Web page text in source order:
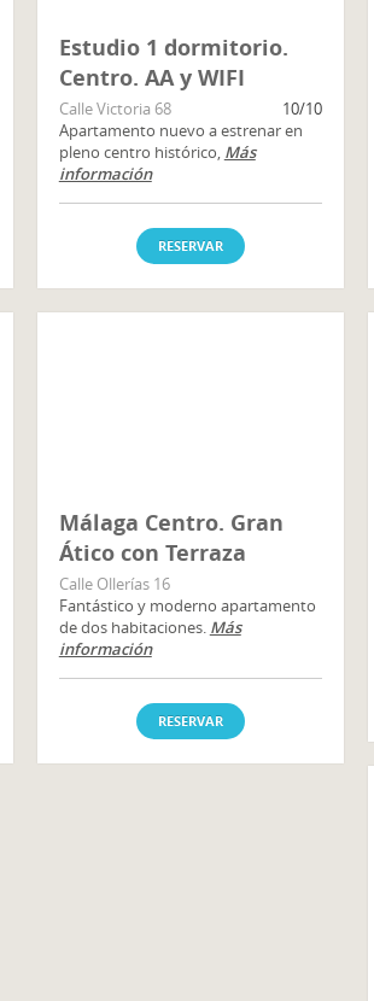
Estudio 1 dormitorio.
Centro. AA y WIFI
Calle Victoria 68
10/10
Apartamento nuevo a estrenar en
pleno centro histórico, Más
información
RESERVAR
Málaga Centro. Gran
Ático con Terraza
Calle Ollerías 16
Fantástico y moderno apartamento
de dos habitaciones. Más
información
RESERVAR